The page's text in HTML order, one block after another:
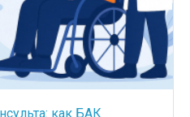
как БАК